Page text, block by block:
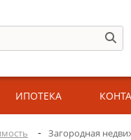
ИПОТЕКА
- Загородная